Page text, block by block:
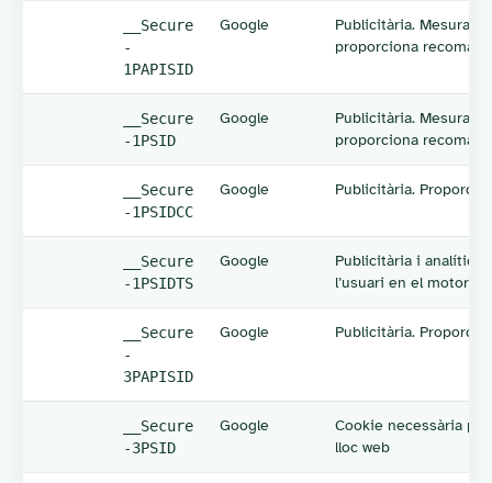
__Secure
-
1PAPISID
Google
Publicitària. Mesura
proporciona
__Secure
-1PSID
Google
Publicitària. Mesura
proporciona
__Secure
-1PSIDCC
Google Publicitària.
__Secure
-1PSIDTS
Google
Publicitària i
l’usuari en el motor
__Secure
-
3PAPISID
Google Publicitària.
__Secure
-3PSID
Google
Cookie necessària
lloc web